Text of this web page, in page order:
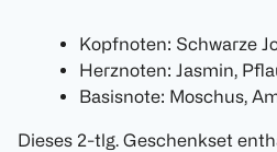
Kopfnoten: Schwarze
Herznoten: Jasmin,
Basisnote: Moschus,
Dieses 2-tlg. Geschenkset